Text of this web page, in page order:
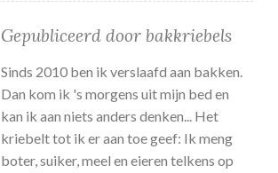
Gepubliceerd door bakkriebels
Sinds 2010 ben ik verslaafd aan bakken.
Dan kom ik 's morgens uit mijn bed en
kan ik aan niets anders denken... Het
kriebelt tot ik er aan toe geef: Ik meng
boter, suiker, meel en eieren telkens op